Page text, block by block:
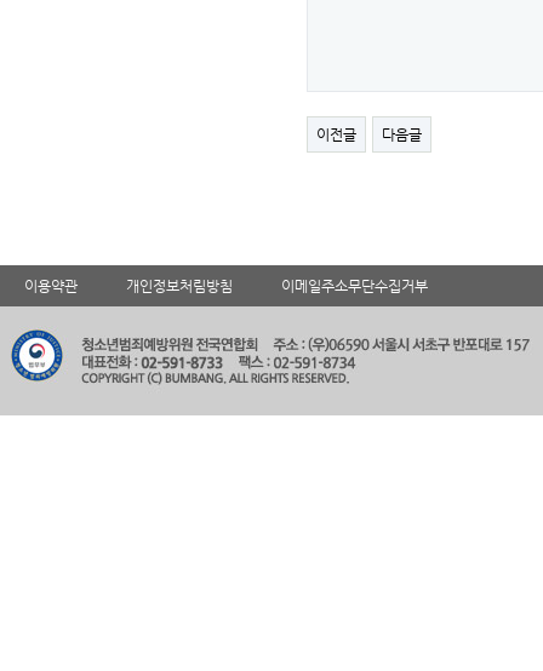
이전글 다음글
이용약관 개인정보처림방침 이메일주소무단수집거부